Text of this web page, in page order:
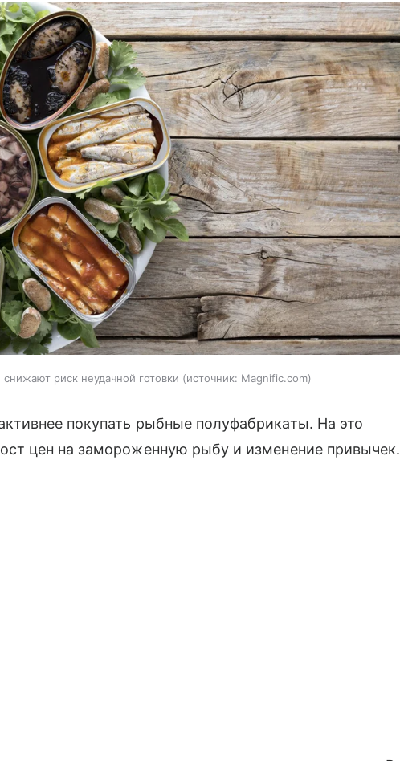
риск неудачной готовки источник: Magnific.com
покупать рыбные полуфабрикаты. На это
цен на замороженную рыбу и изменение привычек.